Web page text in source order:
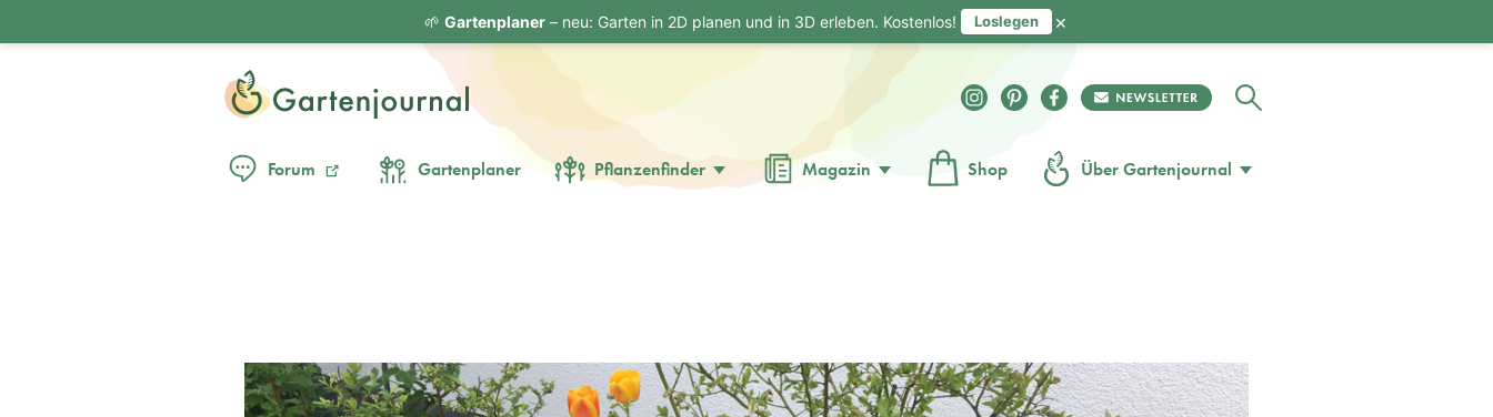
Forum Gartenplaner Pflanzenfinder Magazin Shop Über Gartenjournal
🌱 Gartenplaner– neu: Garten in 2D planen und in 3D erleben. Kostenlos! Loslegen ×